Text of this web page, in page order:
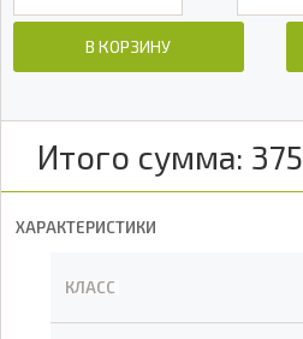
В КОРЗИНУ
Итого сумма: 375
ХАРАКТЕРИСТИКИ
КЛАСС